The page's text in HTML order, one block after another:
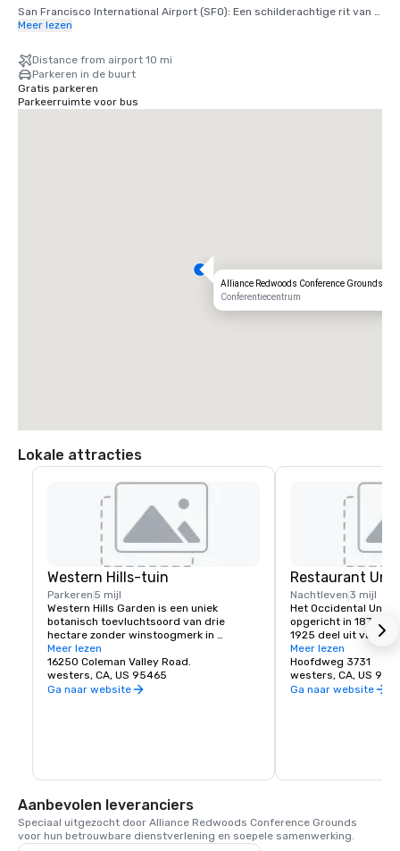
San Francisco International Airport (SFO): Een schilderachtige rit van 2
uur brengt u van aankomst naar ontspanning.
Charles M. Schulz — Sonoma County Airport (STS) in Santa Rosa:
slechts 35 minuten van onze deur — de snelste route naar uw rustieke
toevluchtsoord.
Meer lezen
Distance from airport 10 mi
Parkeren in de buurt
Gratis parkeren
Parkeerruimte voor bus
Alliance Redwoods Conference Grounds
Conferentiecentrum
Lokale attracties
Western Hills-tuin
Parkeren 5 mijl
Western Hills Garden is een uniek
botanisch toevluchtsoord van drie
hectare zonder winstoogmerk in
Occidental, Californië, dat zorgt voor een
zintuiglijke explosie van texturen, kleuren,
vormen en geluiden. Het is een prachtig
voorbeeld van gecultiveerde
Meer lezen
16250 Coleman Valley Road.
westers, CA, US 95465
Ga naar website
Restaurant
Nachtleven 3 mijl
Het Occidental
opgericht in 1879.
1925 deel uit van de
Het historische
café, salon,
Ballroom. Het café
om 06.00 uur en
staat bekend om het
samenkomen in
Meer lezen
Hoofdweg 3731
westers, CA, US
Ga naar website
Aanbevolen leveranciers
Speciaal uitgezocht door Alliance Redwoods Conference Grounds
voor hun betrouwbare dienstverlening en soepele samenwerking.